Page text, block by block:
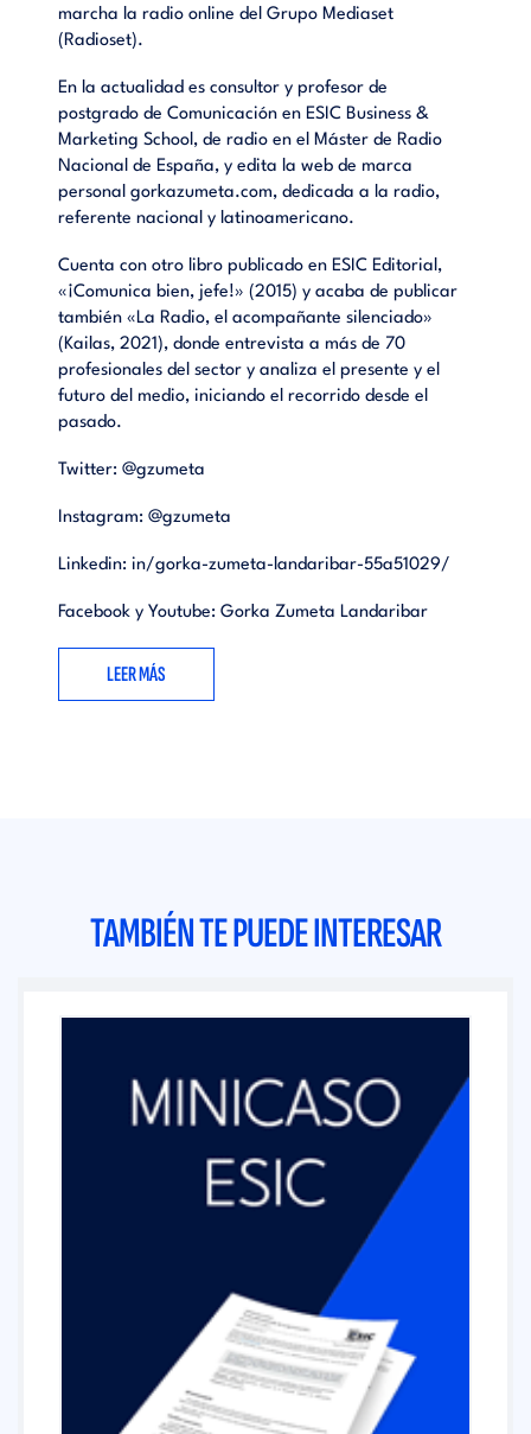
marcha la radio online del Grupo Mediaset
(Radioset).
En la actualidad es consultor y profesor de
postgrado de Comunicación en ESIC Business &
Marketing School, de radio en el Máster de Radio
Nacional de España, y edita la web de marca
personal gorkazumeta.com, dedicada a la radio,
referente nacional y latinoamericano.
Cuenta con otro libro publicado en ESIC Editorial,
«¡Comunica bien, jefe!» (2015) y acaba de publicar
también «La Radio, el acompañante silenciado»
(Kailas, 2021), donde entrevista a más de 70
profesionales del sector y analiza el presente y el
futuro del medio, iniciando el recorrido desde el
pasado.
Twitter:@gzumeta
Instagram:@gzumeta
Linkedin: in/gorka-zumeta-landaribar-55a51029/
Facebook y Youtube: Gorka Zumeta Landaribar
LEER MÁS
TAMBIÉN TE PUEDE INTERESAR